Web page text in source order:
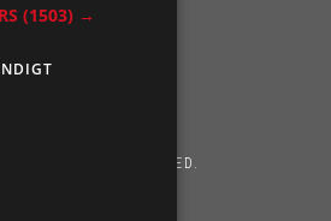
ALL RIGHTS RESERVED.
(1503) →